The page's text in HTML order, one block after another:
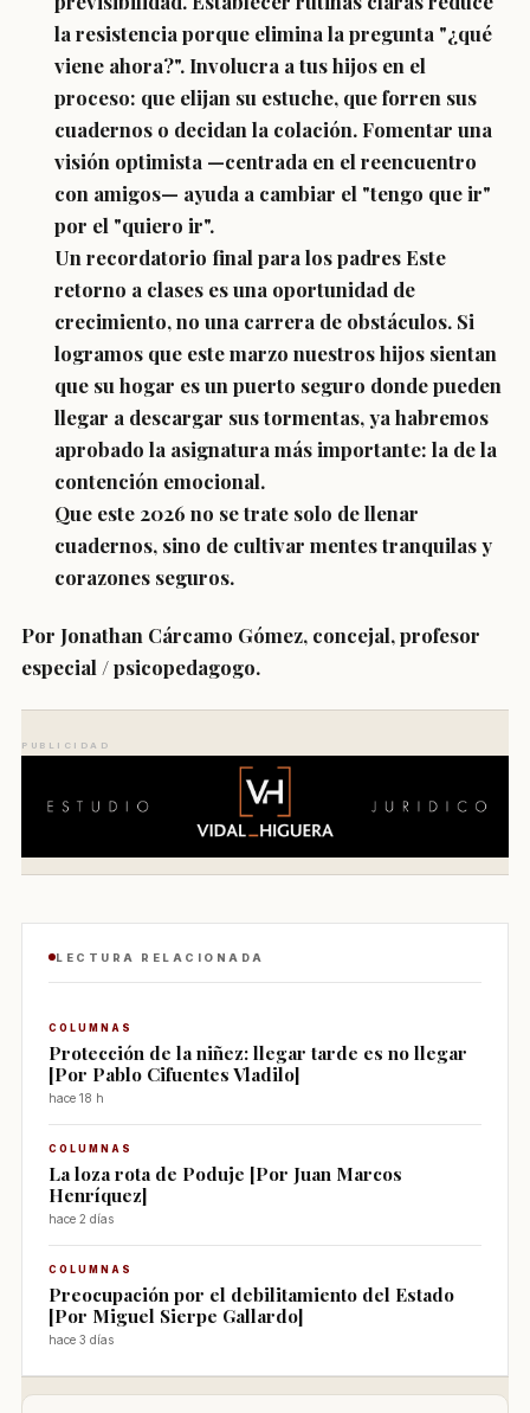
la resistencia porque elimina la pregunta "¿qué
viene ahora?". Involucra a tus hijos en el
proceso: que elijan su estuche, que forren sus
cuadernos o decidan la colación. Fomentar una
visión optimista —centrada en el reencuentro
con amigos— ayuda a cambiar el "tengo que ir"
por el "quiero ir".
Un recordatorio final para los padres Este
retorno a clases es una oportunidad de
crecimiento, no una carrera de obstáculos. Si
logramos que este marzo nuestros hijos sientan
que su hogar es un puerto seguro donde pueden
llegar a descargar sus tormentas, ya habremos
aprobado la asignatura más importante: la de la
contención emocional.
Que este 2026 no se trate solo de llenar
cuadernos, sino de cultivar mentes tranquilas y
corazones seguros.
Por Jonathan Cárcamo Gómez, concejal, profesor
especial / psicopedagogo.
PUBLICIDAD
LECTURA RELACIONADA
COLUMNAS
Protección de la niñez: llegar tarde es no llegar
[Por Pablo Cifuentes Vladilo]
hace 18 h
COLUMNAS
La loza rota de Poduje [Por Juan Marcos
Henríquez]
hace 2 días
COLUMNAS
Preocupación por el debilitamiento del Estado
[Por Miguel Sierpe Gallardo]
hace 3 días